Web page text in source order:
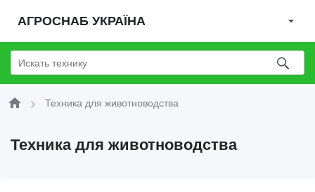
АГРОСНАБ УКРАЇНА
Техника для животноводства
Техника для животноводства